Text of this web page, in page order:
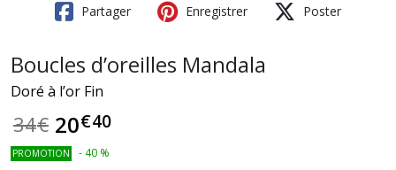
Partager Enregistrer Poster
Boucles d’oreilles Mandala
Doré à l’or Fin
34€ 20€40
PROMOTION - 40 %